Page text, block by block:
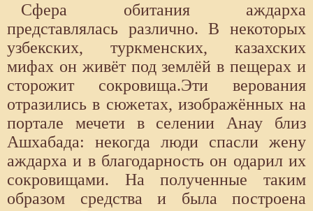
Сфера обитания аждарха
представлялась различно. В некоторых
узбекских, туркменских, казахских
мифах он живёт под землёй в пещерах и
сторожит сокровища.Эти верования
отразились в сюжетах, изображённых на
портале мечети в селении Анау близ
Ашхабада: некогда люди спасли жену
аждарха и в благодарность он одарил их
сокровищами. На полученные таким
образом средства и была построена